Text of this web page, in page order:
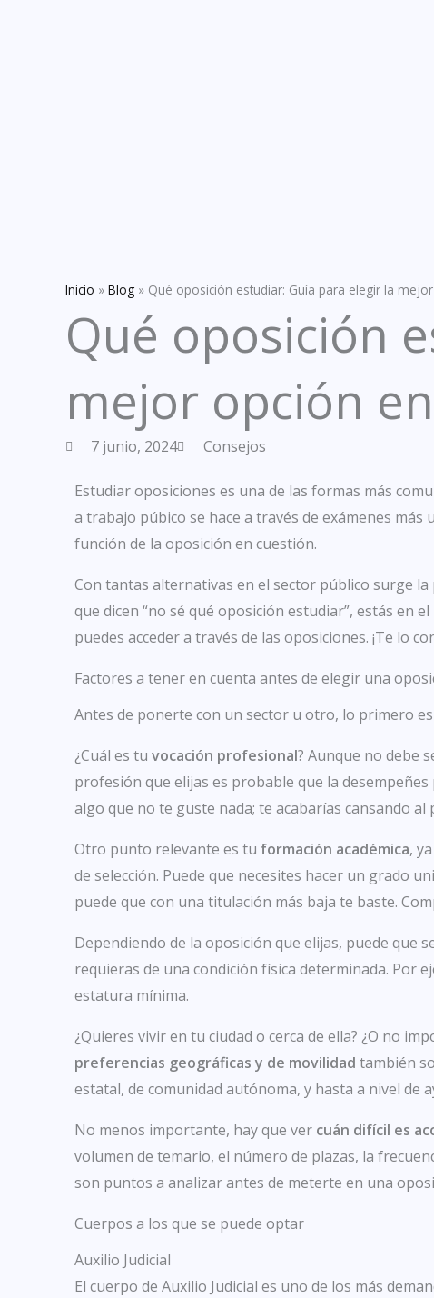
Inicio » Blog » Qué oposición estudiar: Guía para elegir la
Qué oposición
mejor opción
7 junio, 2024 Consejos
Estudiar oposiciones es una de las formas más
a trabajo púbico se hace a través de exámenes
función de la oposición en cuestión.
Con tantas alternativas en el sector público surge la
que dicen “no sé qué oposición estudiar”, estás en
puedes acceder a través de las oposiciones. ¡Te lo
Factores a tener en cuenta antes de elegir una
Antes de ponerte con un sector u otro, lo primero
¿Cuál es tu vocación profesional? Aunque no debe
profesión que elijas es probable que la
algo que no te guste nada; te acabarías cansando al
Otro punto relevante es tu formación académica,
de selección. Puede que necesites hacer un grado
puede que con una titulación más baja te baste.
Dependiendo de la oposición que elijas, puede que
requieras de una condición física determinada. Por
estatura mínima.
¿Quieres vivir en tu ciudad o cerca de ella? ¿O no
preferencias geográficas y de movilidad también
estatal, de comunidad autónoma, y hasta a nivel
No menos importante, hay que ver cuán difícil es
volumen de temario, el número de plazas, la
son puntos a analizar antes de meterte en una
Cuerpos a los que se puede optar
Auxilio Judicial
El cuerpo de Auxilio Judicial es uno de los más